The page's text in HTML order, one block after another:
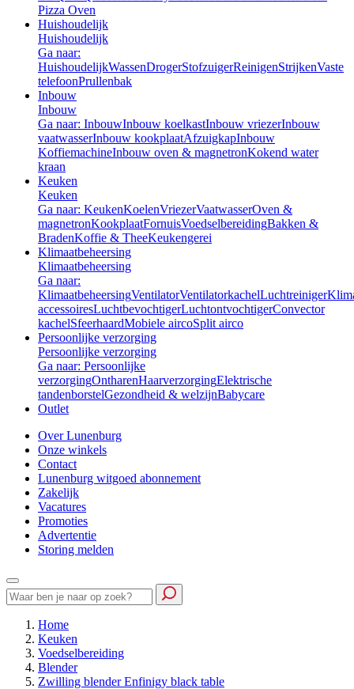
Pizza Oven
Huishoudelijk
Huishoudelijk
Ga naar:
HuishoudelijkWassenDrogerStofzuigerReinigenStrijkenVaste
telefoonPrullenbak
Inbouw
Inbouw
Ga naar: InbouwInbouw koelkastInbouw vriezerInbouw
vaatwasserInbouw kookplaatAfzuigkapInbouw
KoffiemachineInbouw oven & magnetronKokend water
kraan
Keuken
Keuken
Ga naar: KeukenKoelenVriezerVaatwasserOven &
magnetronKookplaatFornuisVoedselbereidingBakken &
BradenKoffie & TheeKeukengerei
Klimaatbeheersing
Klimaatbeheersing
Ga naar:
KlimaatbeheersingVentilatorVentilatorkachelLuchtreiniger
accessoiresLuchtbevochtigerLuchtontvochtigerConvector
kachelSfeerhaardMobiele aircoSplit airco
Persoonlijke verzorging
Persoonlijke verzorging
Ga naar: Persoonlijke
verzorgingOntharenHaarverzorgingElektrische
tandenborstelGezondheid & welzijnBabycare
Outlet
Over Lunenburg
Onze winkels
Contact
Lunenburg witgoed abonnement
Zakelijk
Vacatures
Promoties
Advertentie
Storing melden
Home
Keuken
Voedselbereiding
Blender
Zwilling blender Enfinigy black table